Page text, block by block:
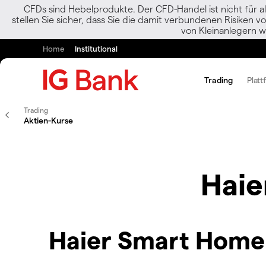
CFDs sind Hebelprodukte. Der CFD-Handel ist nicht für
stellen Sie sicher, dass Sie die damit verbundenen Risiken
von Kleinanlegern
Home Institutional
Trading
Trading
Aktien-Kurse
Haier Smart